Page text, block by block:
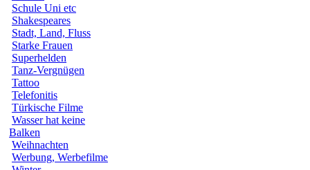
Schule Uni etc
Shakespeares
Stadt, Land, Fluss
Starke Frauen
Superhelden
Tanz-Vergnügen
Tattoo
Telefonitis
Türkische Filme
Wasser hat keine
Balken
Weihnachten
Werbung, Werbefilme